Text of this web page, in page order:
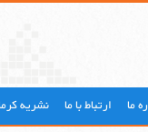
ما ارتباط با ما نشریه